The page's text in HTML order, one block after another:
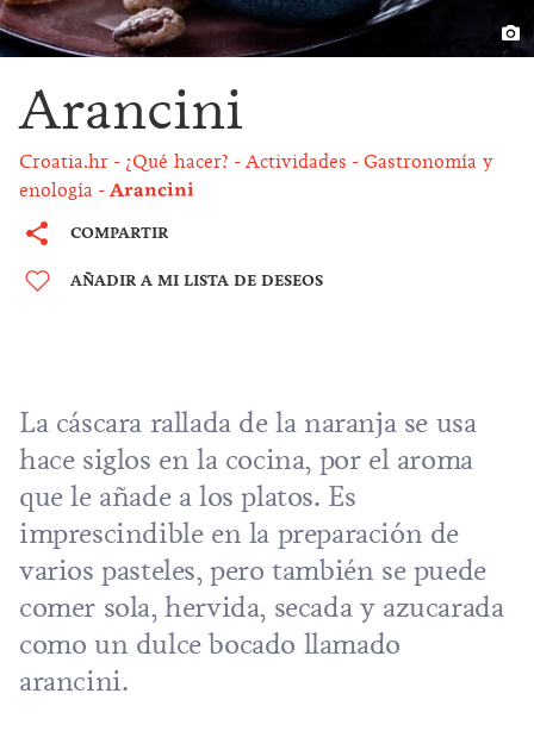
Arancini
Croatia.hr ¿Qué hacer? Actividades
Gastronomía y
enología
Arancini
COMPARTIR
AÑADIR A MI LISTA DE DESEOS
La cáscara rallada de la naranja se usa
hace siglos en la cocina, por el aroma
que le añade a los platos. Es
imprescindible en la preparación de
varios pasteles, pero también se puede
comer sola, hervida, secada y azucarada
como un dulce bocado llamado
arancini.